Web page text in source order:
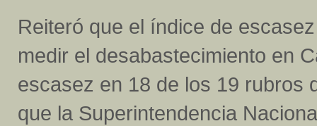
Reiteró que el índice de
medir el desabastecimiento en
escasez en 18 de los 19 rubros
que la Superintendencia